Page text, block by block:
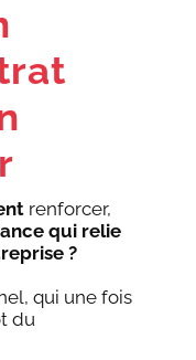
renforcer,
qui relie
?
qui une fois
du